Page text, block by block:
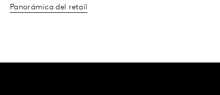
Panorámica del retail